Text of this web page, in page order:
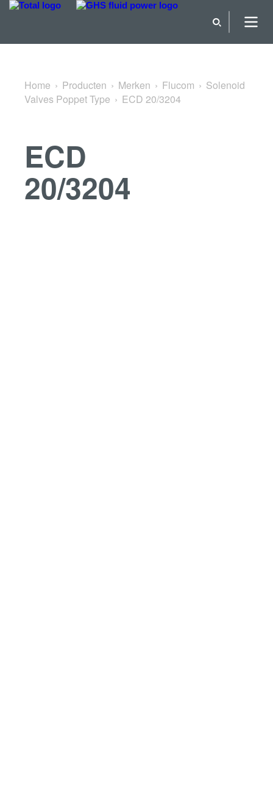
Terug naar Solenoid Valves Poppet Type
Home Producten Merken Flucom
Solenoid
Valves Poppet Type
ECD 20/3204
ECD
20/3204